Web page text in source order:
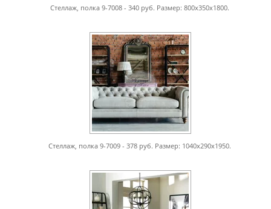
Стеллаж, полка 9-7008 - 340 руб. Размер: 800х350х1800.
Стеллаж, полка 9-7009 - 378 руб. Размер: 1040х290х1950.